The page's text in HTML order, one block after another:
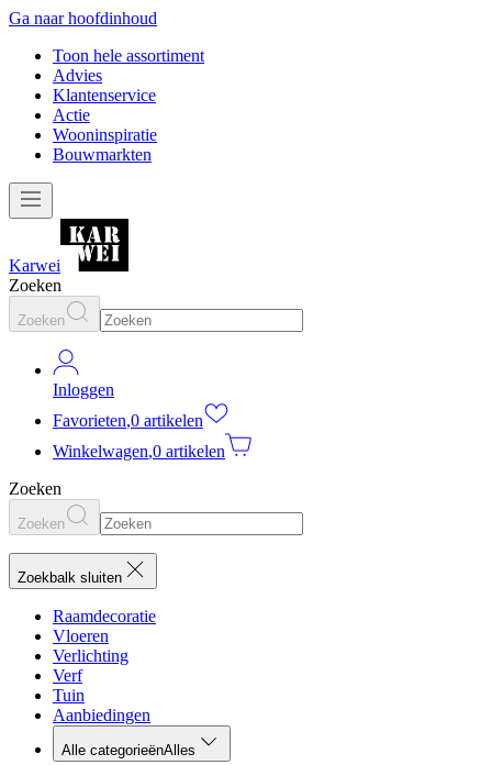
Ga naar hoofdinhoud
Toon hele assortiment
Advies
Klantenservice
Actie
Wooninspiratie
Bouwmarkten
Karwei
Zoeken
Zoeken
Inloggen
Favorieten,0 artikelen
Winkelwagen,0 artikelen
Zoeken
Zoeken
Zoekbalk sluiten
Raamdecoratie
Vloeren
Verlichting
Verf
Tuin
Aanbiedingen
Alle categorieënAlles